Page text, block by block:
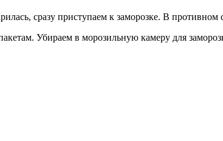
сразу приступаем к заморозке. В противном
Убираем в морозильную камеру для